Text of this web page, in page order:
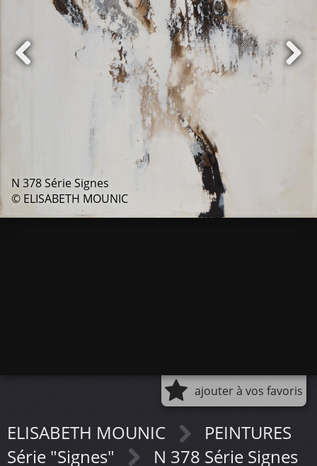
N 378 Série Signes
© ELISABETH MOUNIC
ajouter à vos favoris
ELISABETH MOUNIC
PEINTURES
Série "Signes"
N 378 Série Signes